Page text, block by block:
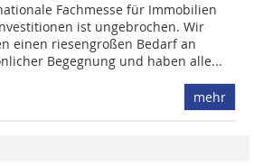
Fachmesse für Immobilien
ist ungebrochen. Wir
einen riesengroßen Bedarf an
Begegnung und haben alle...
mehr